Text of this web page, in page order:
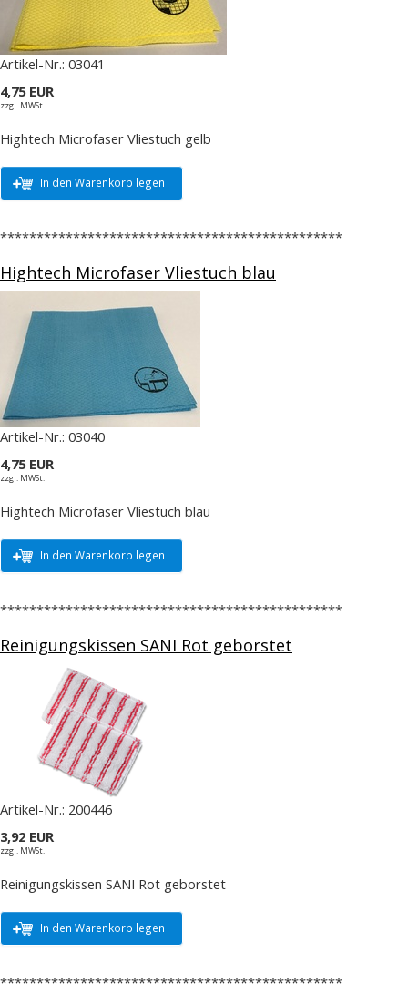
Artikel-Nr.: 03041
4,75 EUR
zzgl. MWSt.
Hightech Microfaser Vliestuch gelb
In den Warenkorb legen
***********************************************
Hightech Microfaser Vliestuch blau
Artikel-Nr.: 03040
4,75 EUR
zzgl. MWSt.
Hightech Microfaser Vliestuch blau
In den Warenkorb legen
***********************************************
Reinigungskissen SANI Rot geborstet
Artikel-Nr.: 200446
3,92 EUR
zzgl. MWSt.
Reinigungskissen SANI Rot geborstet
In den Warenkorb legen